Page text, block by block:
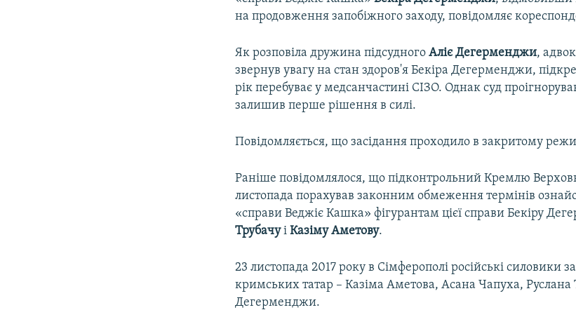
на продовження запобіжного заходу, повідомляє
Як розповіла дружина підсудногоАліє Дегерменджи,
звернув увагу на стан здоров'я Бекіра Дегерменджи,
рік перебуває у медсанчастині СІЗО. Однак суд
залишив перше рішення в силі.
Повідомляється, що засідання проходило в закритому
Раніше повідомлялося, що підконтрольний Кремлю
листопада порахував законним обмеження термінів
«справи Веджіє Кашка» фігурантам цієї справи Бекіру
Трубачуі Казіму Аметову.
23 листопада 2017 року в Сімферополі російські силовики
кримських татар – Казіма Аметова, Асана Чапуха, Руслана
Дегерменджи.